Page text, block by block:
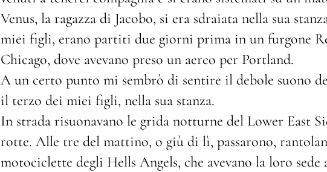
Venus, la ragazza di Jacobo, si era sdraiata nella sua
miei figli, erano partiti due giorni prima in un furgone
Chicago, dove avevano preso un aereo per Portland.
A un certo punto mi sembrò di sentire il debole suono
il terzo dei miei figli, nella sua stanza.
In strada risuonavano le grida notturne del Lower East
rotte. Alle tre del mattino, o giù di lì, passarono,
motociclette degli Hells Angels, che avevano la loro